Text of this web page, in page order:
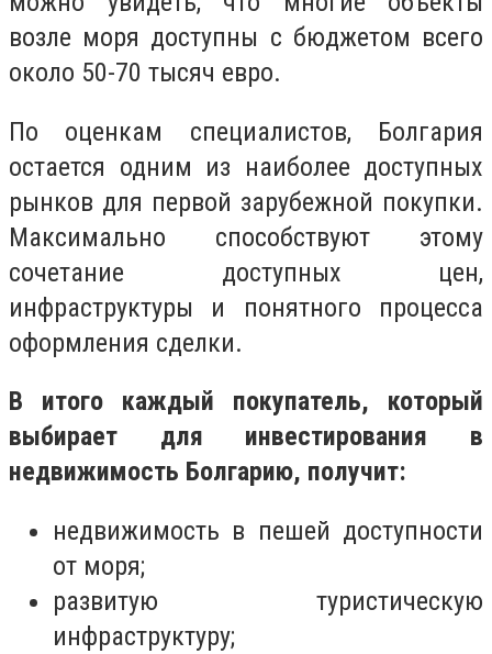
возле моря доступны с бюджетом всего
около 50-70 тысяч евро.
По оценкам специалистов, Болгария
остается одним из наиболее доступных
рынков для первой зарубежной покупки.
Максимально способствуют этому
сочетание доступных цен,
инфраструктуры и понятного процесса
оформления сделки.
В итого каждый покупатель, который
выбирает для инвестирования в
недвижимость Болгарию, получит:
недвижимость в пешей доступности
от моря;
развитую туристическую
инфраструктуру;